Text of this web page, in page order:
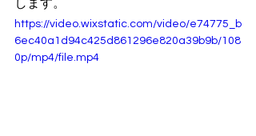
します。
https://video.wixstatic.com/video/e74775_b
6ec40a1d94c425d861296e820a39b9b/108
0p/mp4/file.mp4